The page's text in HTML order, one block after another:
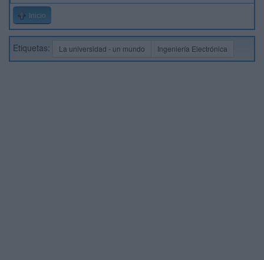
Inicio
Etiquetas: La universidad - un mundo Ingeniería Electrónica